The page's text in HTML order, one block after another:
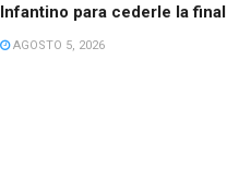
Infantino para cederle la final
AGOSTO 5, 2026